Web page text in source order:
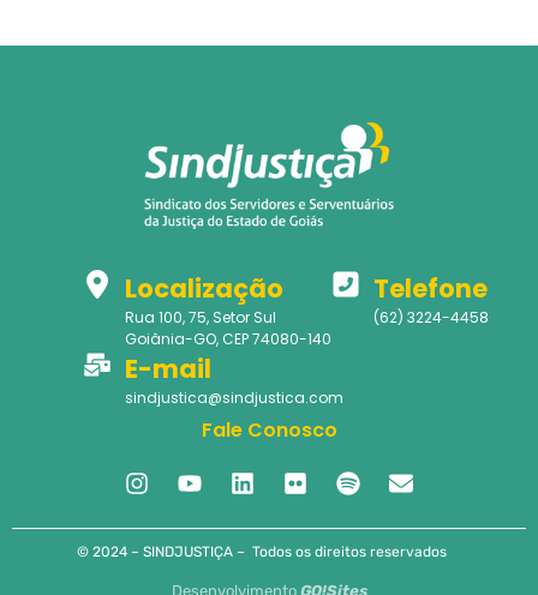
Localização
Rua 100, 75, Setor Sul
Goiânia-GO, CEP 74080-140
Telefone
(62) 3224-4458
E-mail
sindjustica@sindjustica.com
Fale Conosco
© 2024 – SINDJUSTIÇA – Todos os direitos reservados
Desenvolvimento GO!Sites